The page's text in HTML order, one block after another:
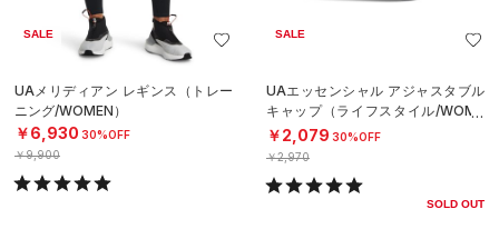
SALE
UAメリディアン レギンス（トレー
ニング/WOMEN）
￥6,930 30%OFF
￥9,900
SALE
UAエッセンシャル アジャスタブル
キャップ（ライフスタイル/WOME
N）
￥2,079 30%OFF
￥2,970
SOLD OUT